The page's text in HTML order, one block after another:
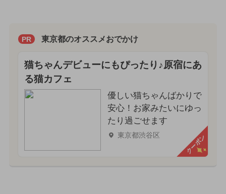
PR 東京都のオススメおでかけ
猫ちゃんデビューにもぴったり♪原宿にあ
る猫カフェ
優しい猫ちゃんばかりで
安心！お家みたいにゆっ
たり過ごせます
東京都渋谷区 クーポン